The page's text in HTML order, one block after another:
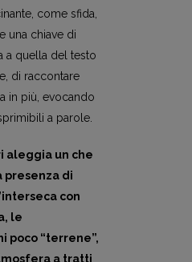
come sfida,
una chiave di
a quella del testo
di raccontare
in più, evocando
a parole.
aleggia un che
presenza di
con
le
poco “terrene”,
a tratti